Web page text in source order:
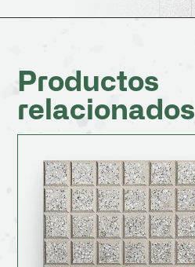
Productos
relacionados